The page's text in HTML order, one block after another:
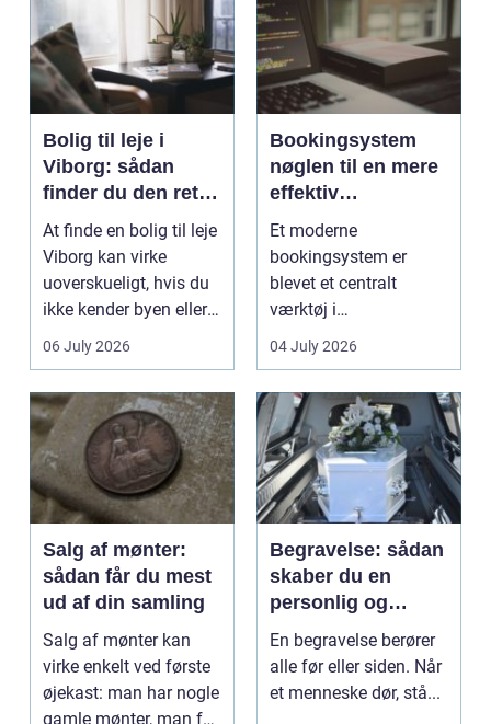
Bolig til leje i
Viborg: sådan
finder du den rette
lejlighed
At finde en bolig til leje
Viborg kan virke
uoverskueligt, hvis du
ikke kender byen eller
det lokale...
06 July 2026
Bookingsystem
nøglen til en mere
effektiv
klinikhverdag
Et moderne
bookingsystem er
blevet et centralt
værktøj i
sundhedssektoren.
Klinikker, praksis og
beh...
04 July 2026
Salg af mønter:
sådan får du mest
ud af din samling
Salg af mønter kan
virke enkelt ved første
øjekast: man har nogle
gamle mønter, man får
Begravelse: sådan
skaber du en
personlig og
respektfuld afsked
En begravelse berører
alle før eller siden. Når
et menneske dør, stå...